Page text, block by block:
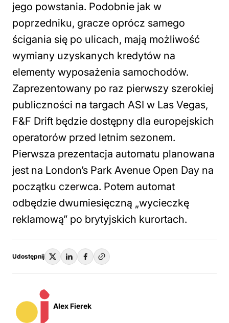
jego powstania. Podobnie jak w
poprzedniku, gracze oprócz samego
ścigania się po ulicach, mają możliwość
wymiany uzyskanych kredytów na
elementy wyposażenia samochodów.
Zaprezentowany po raz pierwszy szerokiej
publiczności na targach ASI w Las Vegas,
F&F Drift będzie dostępny dla europejskich
operatorów przed letnim sezonem.
Pierwsza prezentacja automatu planowana
jest na London’s Park Avenue Open Day na
początku czerwca. Potem automat
odbędzie dwumiesięczną „wycieczkę
reklamową” po brytyjskich kurortach.
Udostępnij
Alex Fierek